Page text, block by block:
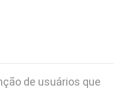
de usuários que